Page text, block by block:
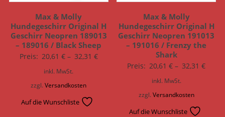
Max & Molly
Hundegeschirr Original H
Geschirr Neopren 189013
– 189016 / Black Sheep
Preis: 20,61 €– 32,31 €
inkl. MwSt.
zzgl.Versandkosten
Auf die Wunschliste
Max & Molly
Hundegeschirr Original H
Geschirr Neopren 191013
– 191016 / Frenzy the
Shark
Preis: 20,61€ – 32,31€
inkl. MwSt.
zzgl. Versandkosten
Auf die Wunschliste